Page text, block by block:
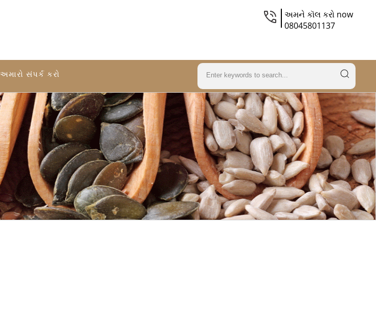
અમને કૉલ કરો now
08045801137
અમારો સંપર્ક કરો